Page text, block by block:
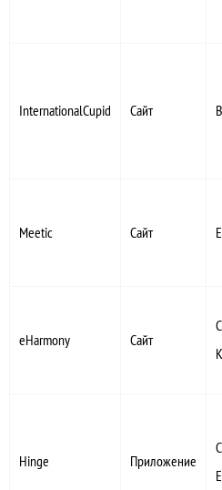
InternationalCupid Сайт
Meetic Сайт
eHarmony Сайт
Hinge Приложение